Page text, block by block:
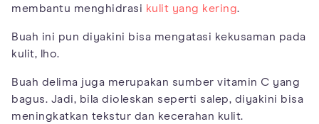
membantu menghidrasi kulit yang kering.
Buah ini pun diyakini bisa mengatasi kekusaman pada
kulit, lho.
Buah delima juga merupakan sumber vitamin C yang
bagus. Jadi, bila dioleskan seperti salep, diyakini bisa
meningkatkan tekstur dan kecerahan kulit.